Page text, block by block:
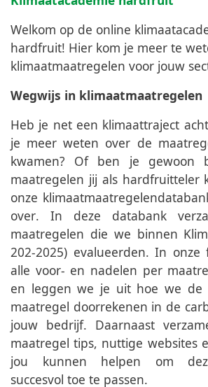
Welkom op de online
hardfruit! Hier kom je meer te
klimaatmaatregelen voor jouw
Wegwijs in klimaatmaatregelen
Heb je net een klimaattraject
je meer weten over de
kwamen? Of ben je gewoon
maatregelen jij als hardfruitteler
onze
over. In deze databank
maatregelen die we binnen
202-2025) evalueerden. In onze
alle voor- en nadelen per
en leggen we je uit hoe we de
maatregel doorrekenen in de
jouw bedrijf. Daarnaast
maatregel tips, nuttige websites
jou kunnen helpen om
succesvol toe te passen.